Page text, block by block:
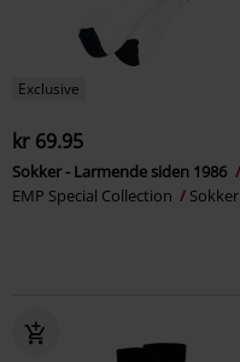
Exclusive
kr 69.95
Sokker - Larmende siden 1986
EMP Special Collection
Sokker